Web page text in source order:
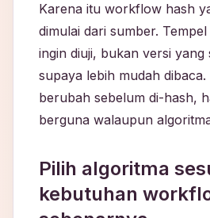
Karena itu workflow hash
dimulai dari sumber.
ingin diuji, bukan versi yang
supaya lebih mudah
berubah sebelum di-hash,
berguna walaupun
Pilih algoritma
kebutuhan